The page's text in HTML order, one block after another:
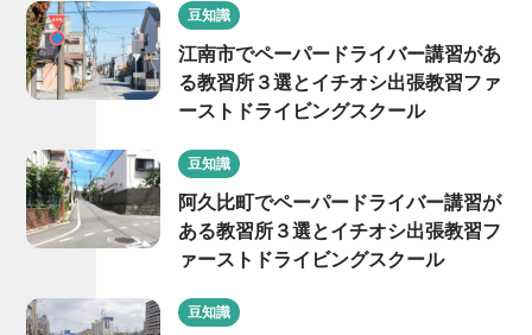
豆知識
江南市でペーパードライバー講習があ
る教習所３選とイチオシ出張教習ファ
ーストドライビングスクール
豆知識
阿久比町でペーパードライバー講習が
ある教習所３選とイチオシ出張教習フ
ァーストドライビングスクール
豆知識